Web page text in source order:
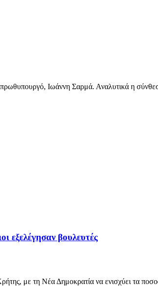
Ιωάννη Σαρμά. Αναλυτικά η
εξελέγησαν βουλευτές
με τη Νέα Δημοκρατία να ενισχύει τα